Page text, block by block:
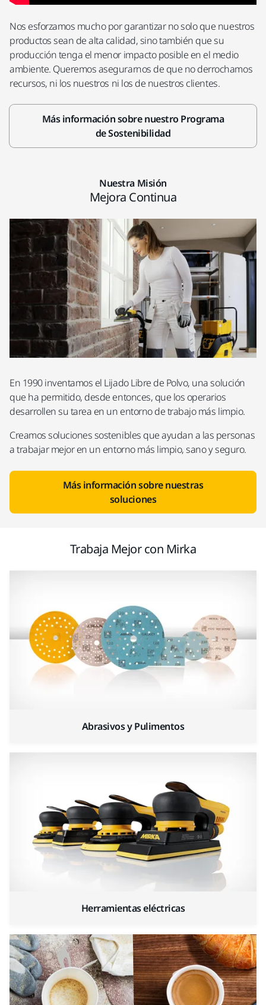
Nos esforzamos mucho por garantizar no solo que nuestros
productos sean de alta calidad, sino también que su
producción tenga el menor impacto posible en el medio
ambiente. Queremos asegurarnos de que no derrochamos
recursos, ni los nuestros ni los de nuestros clientes.
Más información sobre nuestro Programa
de Sostenibilidad
Nuestra Misión
Mejora Continua
En 1990 inventamos el Lijado Libre de Polvo, una solución
que ha permitido, desde entonces, que los operarios
desarrollen su tarea en un entorno de trabajo más limpio.
Creamos soluciones sostenibles que ayudan a las personas
a trabajar mejor en un entorno más limpio, sano y seguro.
Más información sobre nuestras
soluciones
Trabaja Mejor con Mirka
Abrasivos y Pulimentos
Herramientas eléctricas